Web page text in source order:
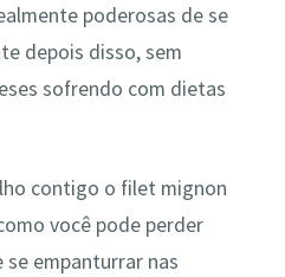
poderosas de se
depois disso, sem
sofrendo com dietas
contigo o filet mignon
você pode perder
empanturrar nas